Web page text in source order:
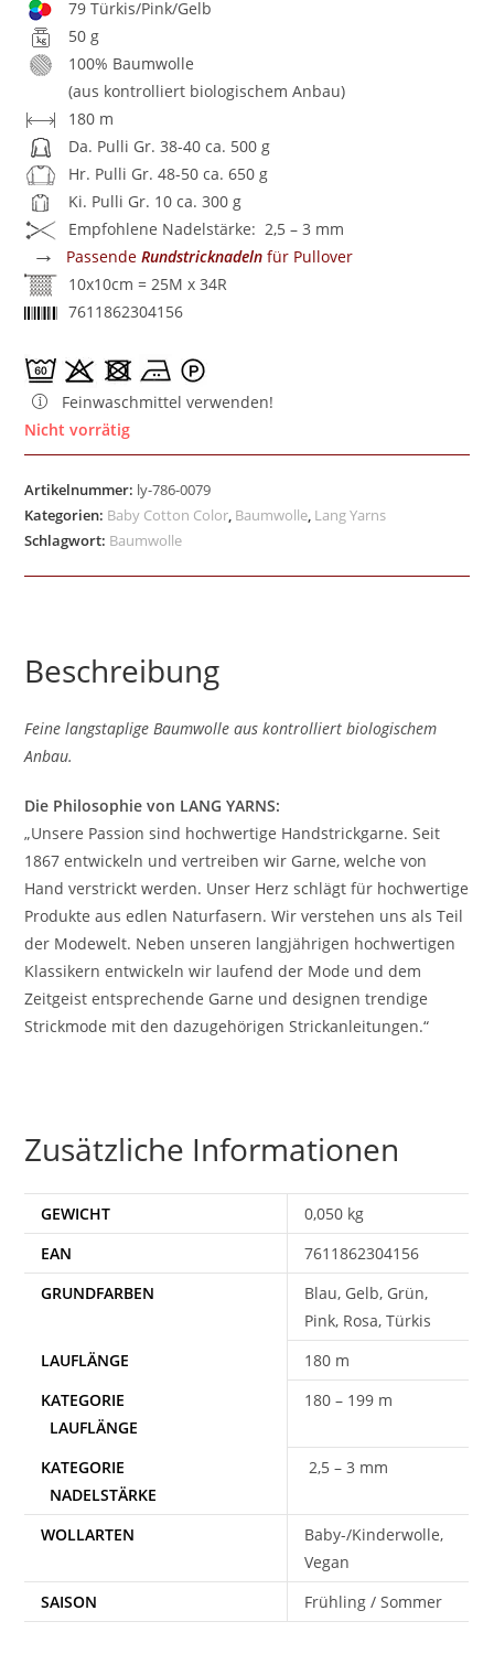
79 Türkis/Pink/Gelb
50 g
100% Baumwolle
(aus kontrolliert biologischem Anbau)
180 m
Da. Pulli Gr. 38-40 ca. 500 g
Hr. Pulli Gr. 48-50 ca. 650 g
Ki. Pulli Gr. 10 ca. 300 g
Empfohlene Nadelstärke: 2,5 – 3 mm
→ PassendeRundstricknadeln für Pullover
10x10cm = 25M x 34R
7611862304156
Feinwaschmittel verwenden!
Nicht vorrätig
Artikelnummer: ly-786-0079
Kategorien: Baby Cotton Color Baumwolle Lang Yarns
Schlagwort: Baumwolle
Beschreibung
Feine langstaplige Baumwolle aus kontrolliert biologischem
Anbau.
Die Philosophie von LANG YARNS:
„Unsere Passion sind hochwertige Handstrickgarne. Seit
1867 entwickeln und vertreiben wir Garne, welche von
Hand verstrickt werden. Unser Herz schlägt für hochwertige
Produkte aus edlen Naturfasern. Wir verstehen uns als Teil
der Modewelt. Neben unseren langjährigen hochwertigen
Klassikern entwickeln wir laufend der Mode und dem
Zeitgeist entsprechende Garne und designen trendige
Strickmode mit den dazugehörigen Strickanleitungen.“
Zusätzliche Informationen
GEWICHT
0,050 kg
EAN
7611862304156
Blau, Gelb, Grün,
Pink, Rosa, Türkis
180 m
180 – 199 m
2,5 – 3 mm
WOLLARTEN
Baby-/Kinderwolle,
Vegan
SAISON
Frühling / Sommer